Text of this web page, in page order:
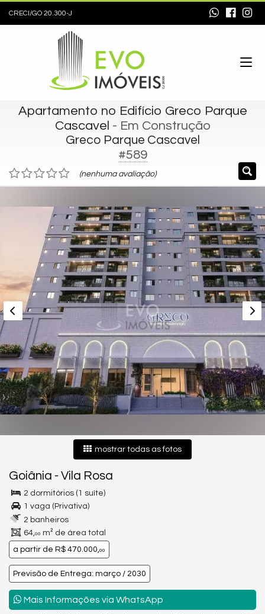
CRECI/GO 20.300-J
Apartamento no Edifício Greco Parque
Cascavel - Em Construção
Greco Parque Cascavel
#589
(nenhuma avaliação)
mostrar todas as fotos
Goiânia - Vila Rosa
2 dormitórios (1 suíte)
1 vaga (Privativa)
2 banheiros
64,00 m² de área total
a partir de R$ 470.000,00
Previsão de Entrega: março / 2030
Mais Informações via WhatsApp